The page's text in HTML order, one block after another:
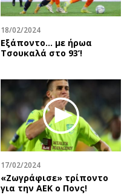
18/02/2024
Εξάποντο… με ήρωα
Τσουκαλά στο 93’!
17/02/2024
«Ζωγράφισε» τρίποντο
για την ΑΕΚ ο Πονς!